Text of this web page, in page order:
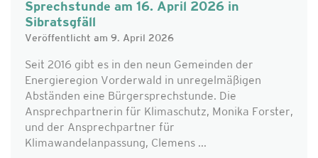
Sprechstunde am 16. April 2026 in
Sibratsgfäll
Veröffentlicht am 9. April 2026
Seit 2016 gibt es in den neun Gemeinden der
Energieregion Vorderwald in unregelmäßigen
Abständen eine Bürgersprechstunde. Die
Ansprechpartnerin für Klimaschutz, Monika Forster,
und der Ansprechpartner für
Klimawandelanpassung, Clemens ...